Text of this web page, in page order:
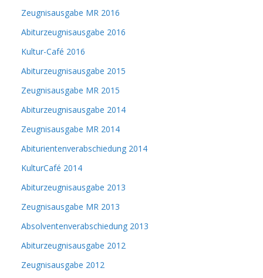
Zeugnisausgabe MR 2016
Abiturzeugnisausgabe 2016
Kultur-Café 2016
Abiturzeugnisausgabe 2015
Zeugnisausgabe MR 2015
Abiturzeugnisausgabe 2014
Zeugnisausgabe MR 2014
Abiturientenverabschiedung 2014
KulturCafé 2014
Abiturzeugnisausgabe 2013
Zeugnisausgabe MR 2013
Absolventenverabschiedung 2013
Abiturzeugnisausgabe 2012
Zeugnisausgabe 2012